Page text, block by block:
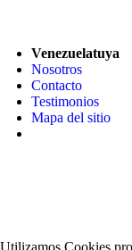
Venezuelatuya
Nosotros
Contacto
Testimonios
Mapa del sitio
Utilizamos Cookies